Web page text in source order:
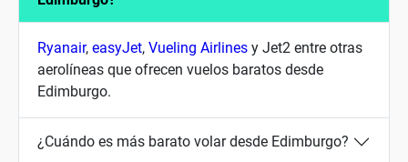
Ryanair, easyJet, Vueling Airlines y Jet2 entre otras
aerolíneas que ofrecen vuelos baratos desde
Edimburgo.
¿Cuándo es más barato volar desde Edimburgo?